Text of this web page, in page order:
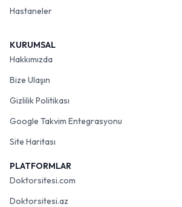
Hastaneler
KURUMSAL
Hakkımızda
Bize Ulaşın
Gizlilik Politikası
Google Takvim Entegrasyonu
Site Haritası
PLATFORMLAR
Doktorsitesi.com
Doktorsitesi.az